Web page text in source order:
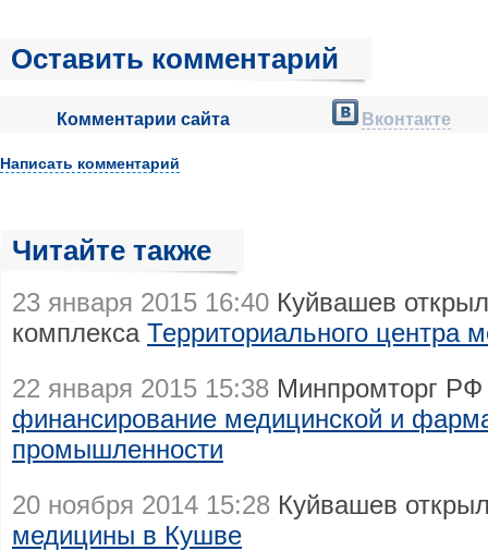
Оставить комментарий
Комментарии сайта Вконтакте
Написать комментарий
Читайте также
23 января 2015 16:40 Куйвашев
комплекса Территориального центра
22 января 2015 15:38 Минпромторг РФ
финансирование медицинской и
промышленности
20 ноября 2014 15:28 Куйвашев
медицины в Кушве